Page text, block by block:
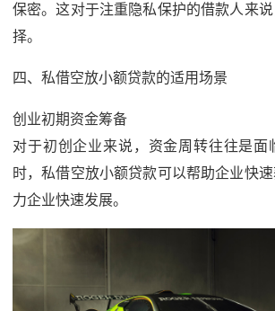
保密。这对于注重隐私保护的借款人来
择。
四、私借空放小额贷款的适用场景
创业初期资金筹备
对于初创企业来说，资金周转往往是面
时，私借空放小额贷款可以帮助企业快
力企业快速发展。